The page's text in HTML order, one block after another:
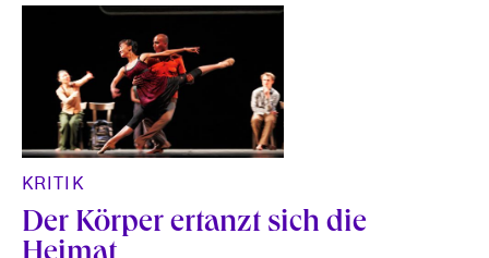
KRITIK
Der Körper ertanzt sich die